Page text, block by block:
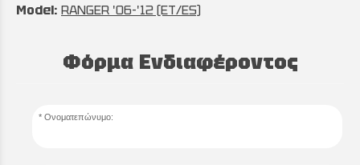
Model: RANGER '06-'12 (ET/ES)
Φόρμα Ενδιαφέροντος
Ονοματεπώνυμο: